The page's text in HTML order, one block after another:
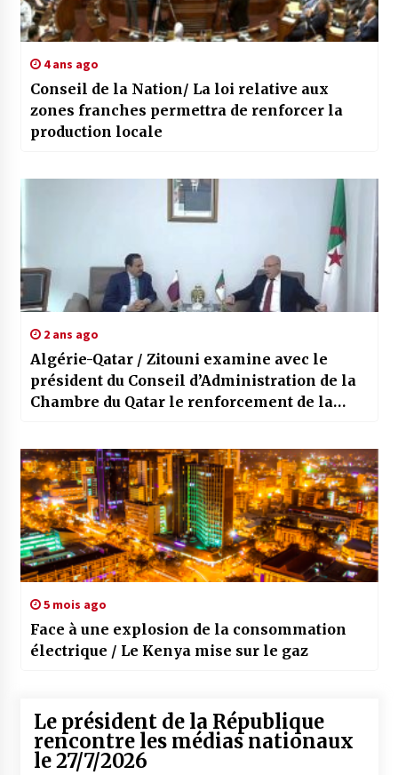
4 ans ago
Conseil de la Nation/ La loi relative aux
zones franches permettra de renforcer la
production locale
2 ans ago
Algérie-Qatar / Zitouni examine avec le
président du Conseil d’Administration de la
Chambre du Qatar le renforcement de la
5 mois ago
Face à une explosion de la consommation
électrique / Le Kenya mise sur le gaz
Le président de la République
rencontre les médias nationaux
le 27/7/2026